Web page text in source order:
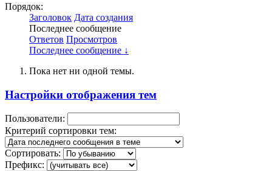
Порядок:
Заголовок Дата создания
Последнее сообщение
Ответов Просмотров
Последнее сообщение ↓
Пока нет ни одной темы.
Настройки отображения тем
Пользователи:
Критерий сортировки тем:
Сортировать:
Префикс: